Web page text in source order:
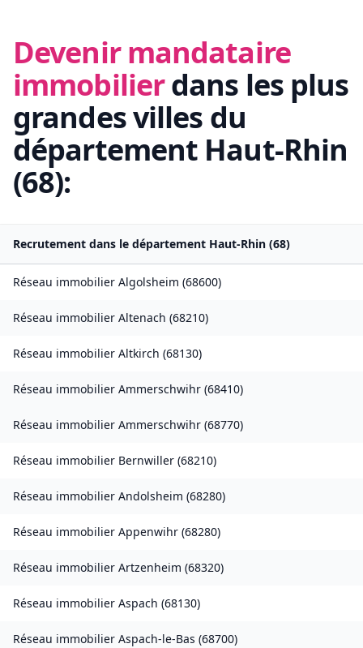
Devenir mandataire
immobilierdans les plus
grandes villes du
département Haut-Rhin
(68):
Recrutement dans le département Haut-Rhin (68)
Réseau immobilier Algolsheim (68600)
Réseau immobilier Altenach (68210)
Réseau immobilier Altkirch (68130)
Réseau immobilier Ammerschwihr (68410)
Réseau immobilier Ammerschwihr (68770)
Réseau immobilier Bernwiller (68210)
Réseau immobilier Andolsheim (68280)
Réseau immobilier Appenwihr (68280)
Réseau immobilier Artzenheim (68320)
Réseau immobilier Aspach (68130)
Réseau immobilier Aspach-le-Bas (68700)